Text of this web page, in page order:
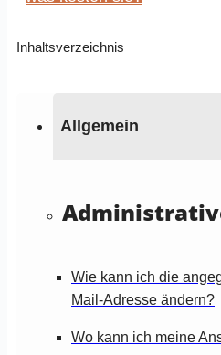
Allgemein
Wie kann ich die
Mail-Adresse ändern?
Wo kann ich meine
Inhaltsverzeichnis